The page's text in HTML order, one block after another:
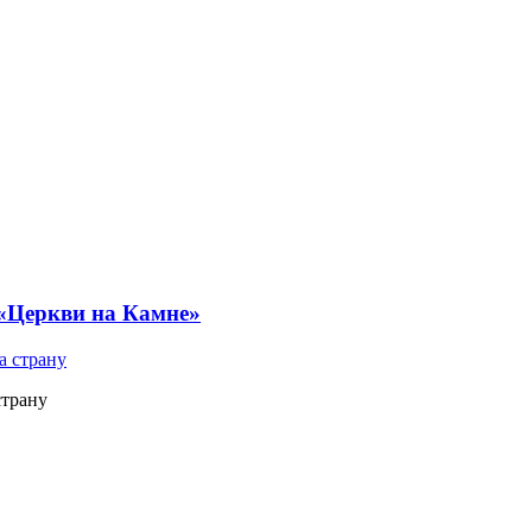
на Камне»